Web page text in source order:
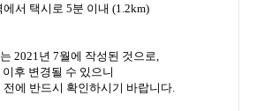
에서 택시로 5분 이내 (1.2km)
2021년 7월에 작성된 것으로,
이후 변경될 수 있으니
전에 반드시 확인하시기 바랍니다.